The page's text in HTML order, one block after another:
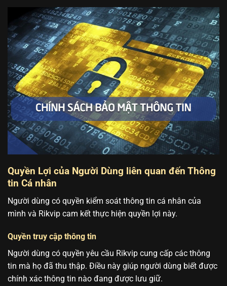
Quyền Lợi của Người Dùng liên quan đến Thông
tin Cá nhân
Người dùng có quyền kiểm soát thông tin cá nhân của
mình và Rikvip cam kết thực hiện quyền lợi này.
Quyền truy cập thông tin
Người dùng có quyền yêu cầu Rikvip cung cấp các thông
tin mà họ đã thu thập. Điều này giúp người dùng biết được
chính xác thông tin nào đang được lưu giữ.